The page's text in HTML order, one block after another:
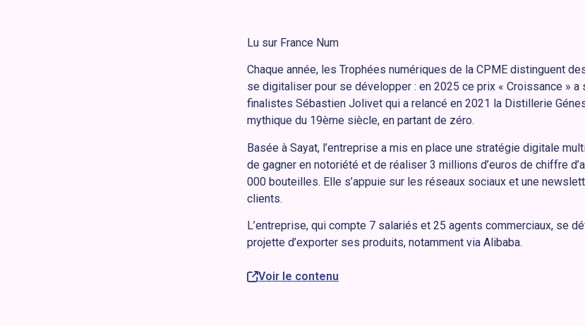
Lu sur France Num
Chaque année, les Trophées numériques de la CPME distinguent
se digitaliser pour se développer : en 2025 ce prix « Croissance » a
finalistes Sébastien Jolivet qui a relancé en 2021 la Distillerie
mythique du 19ème siècle, en partant de zéro.
Basée à Sayat, l’entreprise a mis en place une stratégie digitale
de gagner en notoriété et de réaliser 3 millions d’euros de chiffre
000 bouteilles. Elle s’appuie sur les réseaux sociaux et une
clients.
L’entreprise, qui compte 7 salariés et 25 agents commerciaux, se
projette d’exporter ses produits, notamment via Alibaba.
Voir le contenu